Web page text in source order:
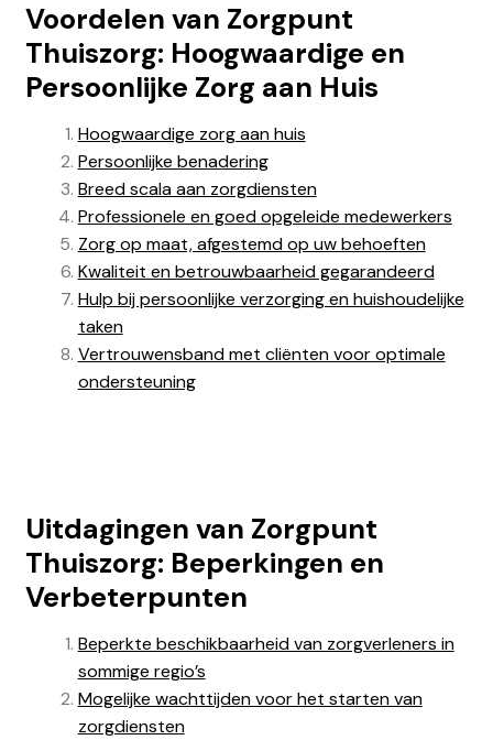
Voordelen van Zorgpunt
Thuiszorg: Hoogwaardige en
Persoonlijke Zorg aan Huis
Hoogwaardige zorg aan huis
Persoonlijke benadering
Breed scala aan zorgdiensten
Professionele en goed opgeleide medewerkers
Zorg op maat, afgestemd op uw behoeften
Kwaliteit en betrouwbaarheid gegarandeerd
Hulp bij persoonlijke verzorging en huishoudelijke
taken
Vertrouwensband met cliënten voor optimale
ondersteuning
Uitdagingen van Zorgpunt
Thuiszorg: Beperkingen en
Verbeterpunten
Beperkte beschikbaarheid van zorgverleners in
sommige regio’s
Mogelijke wachttijden voor het starten van
zorgdiensten